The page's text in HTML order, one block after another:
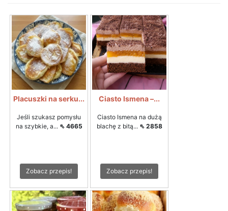
Placuszki na serku...
Jeśli szukasz pomysłu
na szybkie, a... ⇖ 4665
Zobacz przepis!
Ciasto Ismena –...
Ciasto Ismena na dużą
blachę z bitą... ⇖ 2858
Zobacz przepis!